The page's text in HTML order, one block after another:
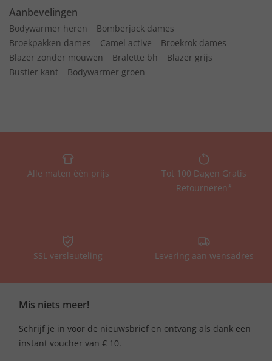
Aanbevelingen
Bodywarmer heren
Bomberjack dames
Broekpakken dames
Camel active
Broekrok dames
Blazer zonder mouwen
Bralette bh
Blazer grijs
Bustier kant
Bodywarmer groen
Alle maten één prijs
Tot 100 Dagen Gratis
Retourneren*
SSL versleuteling Levering aan wensadres
Mis niets meer!
Schrijf je in voor de nieuwsbrief en ontvang als dank een
instant voucher van € 10.